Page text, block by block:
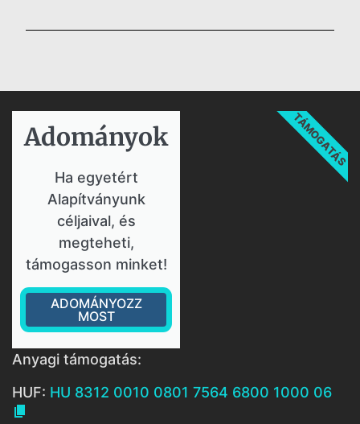
Adományok​
Ha egyetért
Alapítványunk
céljaival, és
megteheti,
támogasson minket!
ADOMÁNYOZZ
MOST
TÁMOGATÁS
Anyagi támogatás:
HUF: HU 8312 0010 0801 7564 6800 1000 06
